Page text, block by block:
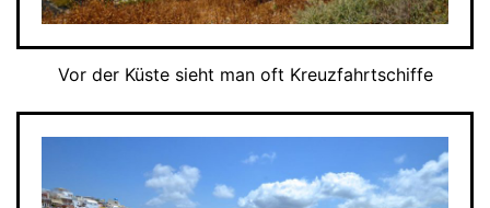
Vor der Küste sieht man oft Kreuzfahrtschiffe